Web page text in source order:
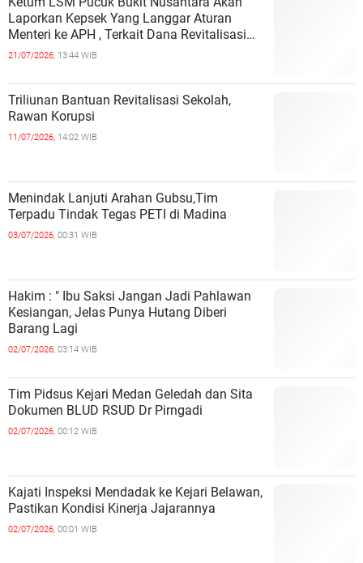
Laporkan Kepsek Yang Langgar Aturan
Menteri ke APH , Terkait Dana Revitalisasi
Sekolah
21/07/2026, 13:44 WIB
Triliunan Bantuan Revitalisasi Sekolah,
Rawan Korupsi
11/07/2026, 14:02 WIB
Menindak Lanjuti Arahan Gubsu,Tim
Terpadu Tindak Tegas PETI di Madina
03/07/2026, 00:31 WIB
Hakim : " Ibu Saksi Jangan Jadi Pahlawan
Kesiangan, Jelas Punya Hutang Diberi
Barang Lagi
02/07/2026, 03:14 WIB
Tim Pidsus Kejari Medan Geledah dan Sita
Dokumen BLUD RSUD Dr Pirngadi
02/07/2026, 00:12 WIB
Kajati Inspeksi Mendadak ke Kejari Belawan,
Pastikan Kondisi Kinerja Jajarannya
02/07/2026, 00:01 WIB